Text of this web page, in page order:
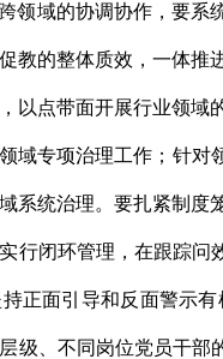
领域的协调协作，要
教的整体质效，一体
以点带面开展行业领
域专项治理工作；针
系统治理。要扎紧制
行闭环管理，在跟踪
正面引导和反面警示
级、不同岗位党员干